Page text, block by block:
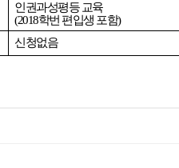
인권과성평등 교육
(2018학번 편입생 포함)
신청없음